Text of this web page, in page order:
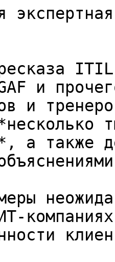
и
и
а также